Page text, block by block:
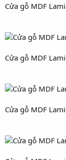
Cửa gỗ MDF
Cửa gỗ MDF
Cửa gỗ MDF